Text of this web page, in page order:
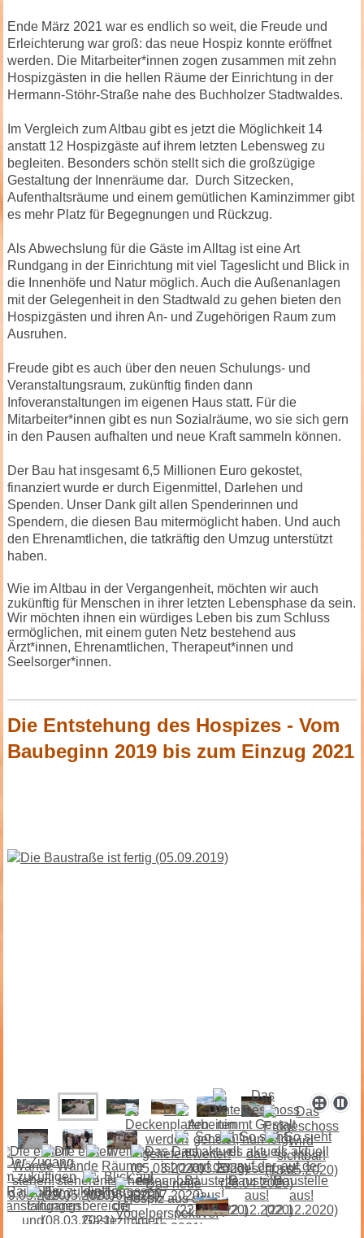
Ende März 2021 war es endlich so weit, die Freude und
Erleichterung war groß: das neue Hospiz konnte eröffnet
werden. Die Mitarbeiter*innen zogen zusammen mit zehn
Hospizgästen in die hellen Räumeder Einrichtung in der
Hermann-Stöhr-Straße nahe des Buchholzer Stadtwaldes.
Im Vergleich zum Altbau gibt es jetzt die Möglichkeit 14
anstatt 12 Hospizgäste auf ihrem letzten Lebensweg zu
begleiten. Besonders schön stellt sich die großzügige
Gestaltung der Innenräume dar. Durch Sitzecken,
Aufenthaltsräume und einem gemütlichen Kaminzimmer gibt
es mehr Platz für Begegnungen und Rückzug.
Als Abwechslung für die Gäste im Alltag ist eine Art
Rundgang in der Einrichtung mit viel Tageslicht und Blick in
die Innenhöfe und Natur möglich. Auch die Außenanlagen
mit der Gelegenheit in den Stadtwald zu gehen bieten den
Hospizgästen und ihren An- und Zugehörigen Raum zum
Ausruhen.
Freude gibt es auch über den neuen Schulungs- und
Veranstaltungsraum, zukünftig finden dann
Infoveranstaltungen im eigenen Haus statt. Für die
Mitarbeiter*innen gibt es nun Sozialräume, wo sie sich gern
in den Pausen aufhalten und neue Kraft sammeln können.
Der Bau hat insgesamt 6,5 Millionen Euro gekostet,
finanziert wurde er durch Eigenmittel, Darlehen und
Spenden. Unser Dank gilt allen Spenderinnen und
Spendern, die diesen Bau mitermöglicht haben. Und auch
den Ehrenamtlichen, die tatkräftig den Umzug unterstützt
haben.
Wie im Altbau in der Vergangenheit, möchten wir auch
zukünftig für Menschen in ihrer letzten Lebensphase da sein.
Wir möchten ihnen ein würdiges Leben bis zum Schluss
ermöglichen, mit einem guten Netz bestehend aus
Ärzt*innen, Ehrenamtlichen, Therapeut*innen und
Seelsorger*innen.
Die Entstehung des Hospizes - Vom
Baubeginn 2019 bis zum Einzug 2021